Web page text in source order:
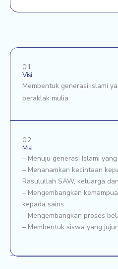
01
Visi
Membentuk generasi islami
beraklak mulia.
02
Misi
– Menuju generasi Islami
– Menanamkan kecintaan
Rasulullah SAW, keluarga
– Mengembangkan
kepada sains.
– Mengembangkan proses
– Membentuk siswa yang